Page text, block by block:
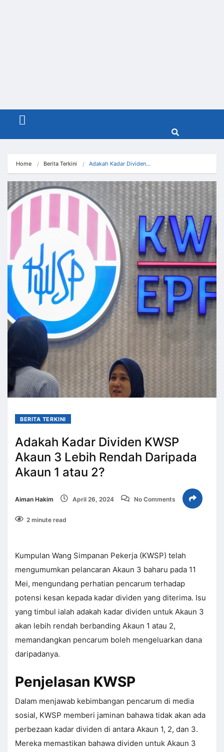
Menu
Home Berita Terkini Adakah Kadar Dividen…
BERITA TERKINI
Adakah Kadar Dividen KWSP
Akaun 3 Lebih Rendah Daripada
Akaun 1 atau 2?
Aiman Hakim April 26, 2024 No Comments
2 minute read
Kumpulan Wang Simpanan Pekerja (KWSP) telah
mengumumkan pelancaran Akaun 3 baharu pada 11
Mei, mengundang perhatian pencarum terhadap
potensi kesan kepada kadar dividen yang diterima. Isu
yang timbul ialah adakah kadar dividen untuk Akaun 3
akan lebih rendah berbanding Akaun 1 atau 2,
memandangkan pencarum boleh mengeluarkan dana
daripadanya.
Penjelasan KWSP
Dalam menjawab kebimbangan pencarum di media
sosial, KWSP memberi jaminan bahawa tidak akan ada
perbezaan kadar dividen di antara Akaun 1, 2, dan 3.
Mereka memastikan bahawa dividen untuk Akaun 3